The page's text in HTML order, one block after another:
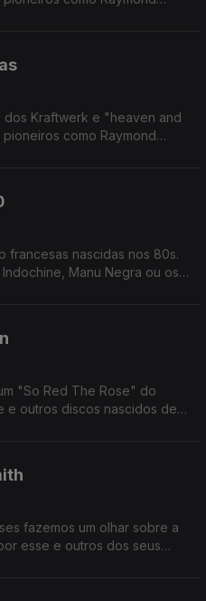
Kraftwerk e "heaven and
como Raymond
francesas nascidas nos 80s.
Manu Negra ou os
"So Red The Rose" do
e outros discos nascidos de
fazemos um olhar sobre a
esse e outros dos seus